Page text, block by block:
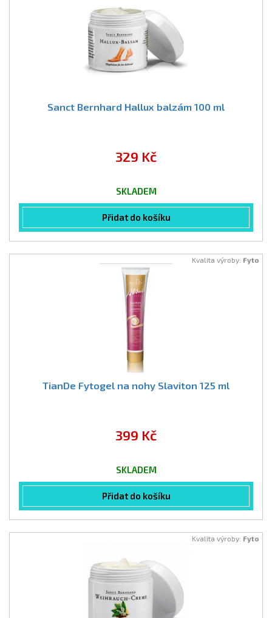
Sanct Bernhard Hallux balzám 100 ml
329 Kč
SKLADEM
Přidat do košíku
Kvalita výroby: Fyto
TianDe Fytogel na nohy Slaviton 125 ml
399 Kč
SKLADEM
Přidat do košíku
Kvalita výroby: Fyto